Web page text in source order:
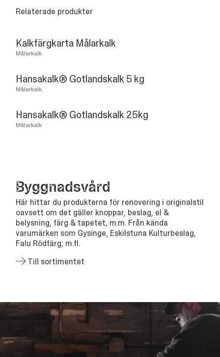
Relaterade produkter
Kalkfärgkarta Målarkalk
Målarkalk
Hansakalk® Gotlandskalk 5 kg
Målarkalk
Hansakalk® Gotlandskalk 25kg
Målarkalk
Bygg­nads­vård
Här hittar du produkterna för renovering i originalstil
oavsett om det gäller knoppar, beslag, el &
belysning, färg & tapetet, m.m. Från kända
varumärken som Gysinge, Eskilstuna Kulturbeslag,
Falu Rödfärg, m.fl.
Till sortimentet